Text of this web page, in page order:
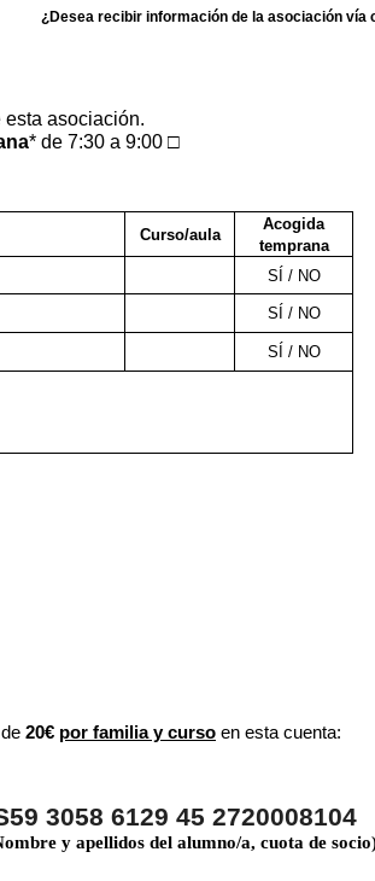
¿Desea recibir información de la asociación
asociación.
* de 7:30 a 9:00□
Curso/aula
Acogida
temprana
SÍ / NO
SÍ / NO
SÍ / NO
20€ por familia y curso en esta cuenta:
3058 6129 45 2720008104
y apellidos del alumno/a, cuota de